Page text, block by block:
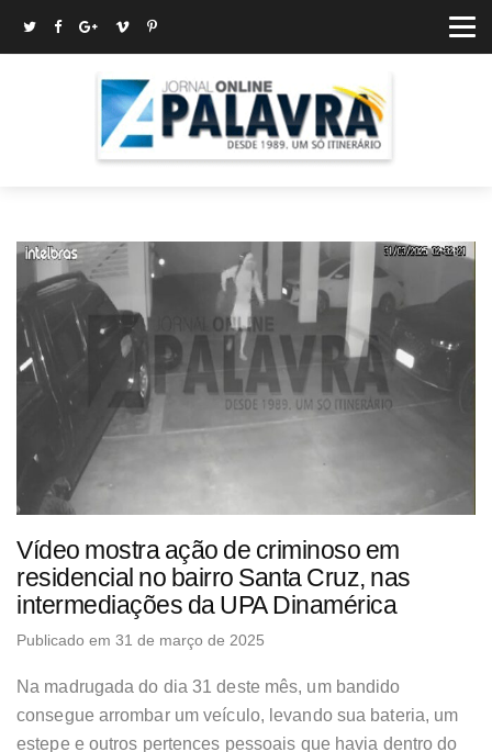
Vídeo mostra ação de criminoso em
residencial no bairro Santa Cruz, nas
intermediações da UPA Dinamérica
Publicado em 31 de março de 2025
Na madrugada do dia 31 deste mês, um bandido
consegue arrombar um veículo, levando sua bateria, um
estepe e outros pertences pessoais que havia dentro do